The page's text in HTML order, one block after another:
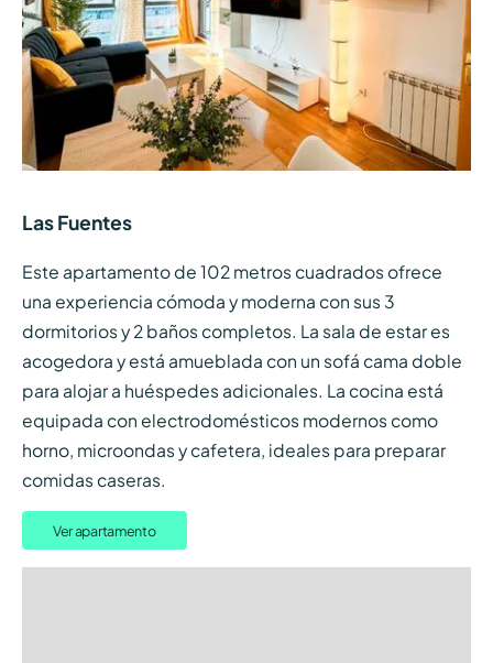
Las Fuentes
Este apartamento de 102 metros cuadrados ofrece
una experiencia cómoda y moderna con sus 3
dormitorios y 2 baños completos. La sala de estar es
acogedora y está amueblada con un sofá cama doble
para alojar a huéspedes adicionales. La cocina está
equipada con electrodomésticos modernos como
horno, microondas y cafetera, ideales para preparar
comidas caseras.
Ver apartamento